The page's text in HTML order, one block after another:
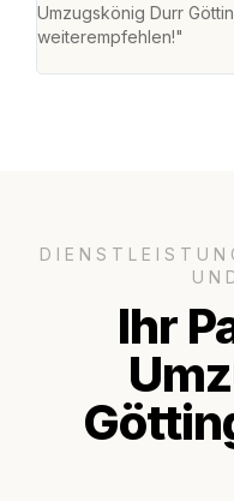
Umzugskönig Durr
weiterempfehlen!"
Ihr